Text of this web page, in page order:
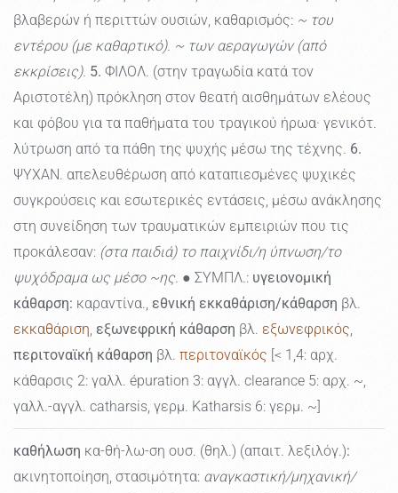
βλαβερών ή περιττών ουσιών, καθαρισμός: ~ του
εντέρου (με καθαρτικό). ~ των αεραγωγών (από
εκκρίσεις). 5. ΦΙΛΟΛ. (στην τραγωδία κατά τον
Αριστοτέλη) πρόκληση στον θεατή αισθημάτων ελέους
και φόβου για τα παθήματα του τραγικού ήρωα· γενικότ.
λύτρωση από τα πάθη της ψυχής μέσω της τέχνης. 6.
ΨΥΧΑΝ. απελευθέρωση από καταπιεσμένες ψυχικές
συγκρούσεις και εσωτερικές εντάσεις, μέσω ανάκλησης
στη συνείδηση των τραυματικών εμπειριών που τις
προκάλεσαν: (στα παιδιά) το παιχνίδι/η ύπνωση/το
ψυχόδραμα ως μέσο ~ης. ● ΣΥΜΠΛ.: υγειονομική
κάθαρση: καραντίνα., εθνική εκκαθάριση/κάθαρση βλ.
εκκαθάριση, εξωνεφρική κάθαρση βλ. εξωνεφρικός,
περιτοναϊκή κάθαρση βλ. περιτοναϊκός [< 1,4: αρχ.
κάθαρσις 2: γαλλ. épuration 3: αγγλ. clearance 5: αρχ. ~,
γαλλ.-αγγλ. catharsis, γερμ. Katharsis 6: γερμ. ~]
καθήλωση κα-θή-λω-ση ουσ. (θηλ.) (απαιτ. λεξιλόγ.):
ακινητοποίηση, στασιμότητα: αναγκαστική/μηχανική/